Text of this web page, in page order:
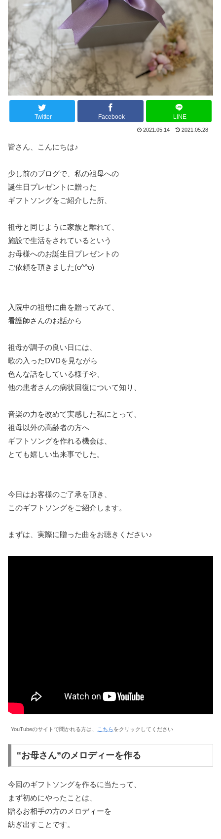
Twitter Facebook LINE
2021.05.14 2021.05.28
皆さん、こんにちは♪
少し前のブログで、私の祖母への
誕生日プレゼントに贈った
ギフトソングをご紹介した所、
祖母と同じように家族と離れて、
施設で生活をされているという
お母様へのお誕生日プレゼントの
ご依頼を頂きました(o^^o)
入院中の祖母に曲を贈ってみて、
看護師さんのお話から
祖母が調子の良い日には、
歌の入ったDVDを見ながら
色んな話をしている様子や、
他の患者さんの病状回復について知り、
音楽の力を改めて実感した私にとって、
祖母以外の高齢者の方へ
ギフトソングを作れる機会は、
とても嬉しい出来事でした。
今日はお客様のご了承を頂き、
このギフトソングをご紹介します。
まずは、実際に贈った曲をお聴きください♪
YouTubeのサイトで聞かれる方は、 こちらをクリックしてください
‟お母さん”のメロディーを作る
今回のギフトソングを作るに当たって、
まず初めにやったことは、
贈るお相手の方のメロディーを
紡ぎ出すことです。